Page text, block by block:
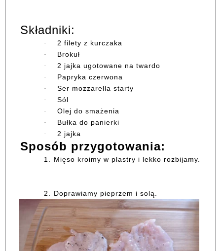
Składniki:
· 2 filety z kurczaka
· Brokuł
· 2 jajka ugotowane na twardo
· Papryka czerwona
· Ser mozzarella starty
· Sól
· Olej do smażenia
· Bułka do panierki
· 2 jajka
Sposób przygotowania:
1. Mięso kroimy w plastry i lekko rozbijamy.
2. Doprawiamy pieprzem i solą.